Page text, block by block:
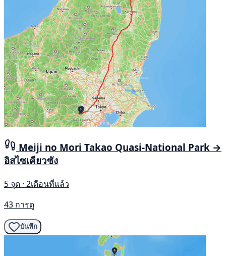
Meiji no Mori Takao Quasi-National Park →
อิสไซเคียวซัง
5 จุด · 2เดือนที่แล้ว
43 การดู
บันทึก